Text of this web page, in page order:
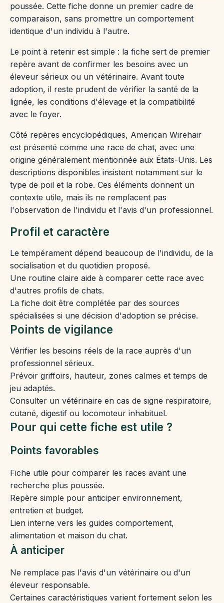
poussée. Cette fiche donne un premier cadre de
comparaison, sans promettre un comportement
identique d'un individu à l'autre.
Le point à retenir est simple : la fiche sert de premier
repère avant de confirmer les besoins avec un
éleveur sérieux ou un vétérinaire. Avant toute
adoption, il reste prudent de vérifier la santé de la
lignée, les conditions d'élevage et la compatibilité
avec le foyer.
Côté repères encyclopédiques, American Wirehair
est présenté comme une race de chat, avec une
origine généralement mentionnée aux États-Unis. Les
descriptions disponibles insistent notamment sur le
type de poil et la robe. Ces éléments donnent un
contexte utile, mais ils ne remplacent pas
l'observation de l'individu et l'avis d'un professionnel.
Profil et caractère
Le tempérament dépend beaucoup de l'individu, de la
socialisation et du quotidien proposé.
Une routine claire aide à comparer cette race avec
d'autres profils de chats.
La fiche doit être complétée par des sources
spécialisées si une décision d'adoption se précise.
Points de vigilance
Vérifier les besoins réels de la race auprès d'un
professionnel sérieux.
Prévoir griffoirs, hauteur, zones calmes et temps de
jeu adaptés.
Consulter un vétérinaire en cas de signe respiratoire,
cutané, digestif ou locomoteur inhabituel.
Pour qui cette fiche est utile ?
Points favorables
Fiche utile pour comparer les races avant une
recherche plus poussée.
Repère simple pour anticiper environnement,
entretien et budget.
Lien interne vers les guides comportement,
alimentation et maison du chat.
À anticiper
Ne remplace pas l'avis d'un vétérinaire ou d'un
éleveur responsable.
Certaines caractéristiques varient fortement selon les